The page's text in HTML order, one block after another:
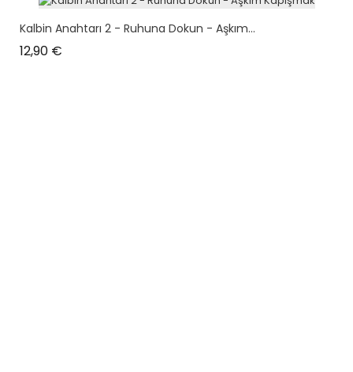
Kalbin Anahtarı 2 - Ruhuna Dokun - Aşkım...
12,90 €